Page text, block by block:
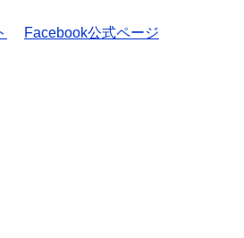
Facebook公式ページ